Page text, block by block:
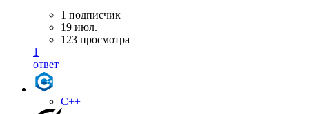
1 подписчик
19 июл.
123 просмотра
1
ответ
C++